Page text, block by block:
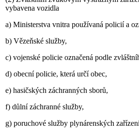
vybavena vozidla
a) Ministerstva vnitra používaná policií a
b) Vězeňské služby,
c) vojenské policie označená podle
d) obecní policie, která určí obec,
e) hasičských záchranných sborů,
f) důlní záchranné služby,
g) poruchové služby plynárenských